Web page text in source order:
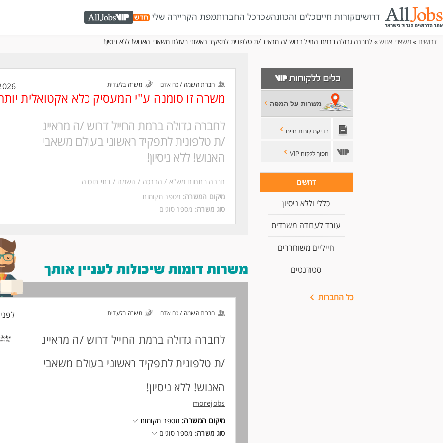
דרושיםקורות חייםכלים והכוונהשכרכל החברותמפת הקריירה שלי AllJobs VIP
דרושים »משאבי אנוש» לחברה גדולה ברמת החייל דרוש /ה מראיינ /ת טלפונית לתפקיד ראשוני בעולם משאבי האנוש! ללא ניסיון!
משרות על המפה
בדיקת קורות חיים
הפוך ללקוח VIP
דרושים
כללי וללא ניסיון
עובד לעבודה משרדית
חייליים משוחררים
סטודנטים
כל החברות
חברת השמה / כח אדם משרה בלעדית
משרה זו סומנה ע"י המעסיק כלא אקטואלית
לחברה גדולה ברמת החייל דרוש /ה מראיינ
/ת טלפונית לתפקיד ראשוני בעולם משאבי
האנוש! ללא ניסיון!
חברה בתחום מש"א / הדרכה / השמה / בתי תוכנה
מיקום המשרה: מספר מקומות
סוג משרה: מספר סוגים
משרות דומות שיכולות לעניין אותך
חברת השמה / כח אדם משרה בלעדית לפני 2
לחברה גדולה ברמת החייל דרוש /ה מראיינ
/ת טלפונית לתפקיד ראשוני בעולם משאבי
האנוש! ללא ניסיון!
morejobs
מיקום המשרה: מספר מקומות
סוג משרה: מספר סוגים